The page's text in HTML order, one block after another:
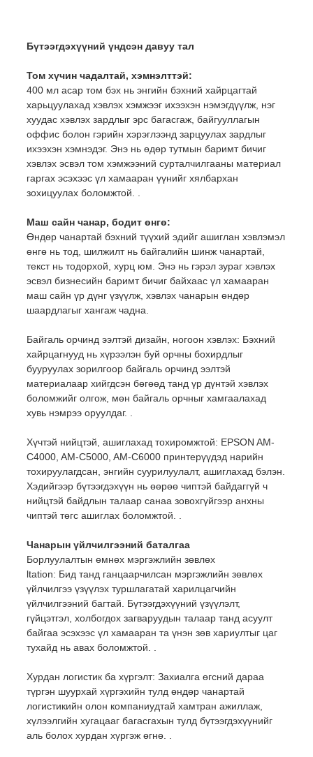
Бүтээгдэхүүний үндсэн давуу тал
Том хүчин чадалтай, хэмнэлттэй:
400 мл асар том бэх нь энгийн бэхний хайрцагтай
харьцуулахад хэвлэх хэмжээг ихээхэн нэмэгдүүлж, нэг
хуудас хэвлэх зардлыг эрс багасгаж, байгууллагын
оффис болон гэрийн хэрэглээнд зарцуулах зардлыг
ихээхэн хэмнэдэг. Энэ нь өдөр тутмын баримт бичиг
хэвлэх эсвэл том хэмжээний сурталчилгааны материал
гаргах эсэхээс үл хамааран үүнийг хялбархан
зохицуулах боломжтой. .
Маш сайн чанар, бодит өнгө:
Өндөр чанартай бэхний түүхий эдийг ашиглан хэвлэмэл
өнгө нь тод, шилжилт нь байгалийн шинж чанартай,
текст нь тодорхой, хурц юм. Энэ нь гэрэл зураг хэвлэх
эсвэл бизнесийн баримт бичиг байхаас үл хамааран
маш сайн үр дүнг үзүүлж, хэвлэх чанарын өндөр
шаардлагыг хангаж чадна.
Байгаль орчинд ээлтэй дизайн, ногоон хэвлэх: Бэхний
хайрцагнууд нь хүрээлэн буй орчны бохирдлыг
бууруулах зорилгоор байгаль орчинд ээлтэй
материалаар хийгдсэн бөгөөд танд үр дүнтэй хэвлэх
боломжийг олгож, мөн байгаль орчныг хамгаалахад
хувь нэмрээ оруулдаг. .
Хүчтэй нийцтэй, ашиглахад тохиромжтой: EPSON AM-
C4000, AM-C5000, AM-C6000 принтерүүдэд нарийн
тохируулагдсан, энгийн суурилуулалт, ашиглахад бэлэн.
Хэдийгээр бүтээгдэхүүн нь өөрөө чиптэй байдаггүй ч
нийцтэй байдлын талаар санаа зовохгүйгээр анхны
чиптэй төгс ашиглах боломжтой. .
Чанарын үйлчилгээний баталгаа
Борлуулалтын өмнөх мэргэжлийн зөвлөх
ltation: Бид танд ганцаарчилсан мэргэжлийн зөвлөх
үйлчилгээ үзүүлэх туршлагатай харилцагчийн
үйлчилгээний багтай. Бүтээгдэхүүний үзүүлэлт,
гүйцэтгэл, холбогдох загваруудын талаар танд асуулт
байгаа эсэхээс үл хамааран та үнэн зөв хариултыг цаг
тухайд нь авах боломжтой. .
Хурдан логистик ба хүргэлт: Захиалга өгсний дараа
түргэн шуурхай хүргэхийн тулд өндөр чанартай
логистикийн олон компаниудтай хамтран ажиллаж,
хүлээлгийн хугацааг багасгахын тулд бүтээгдэхүүнийг
аль болох хурдан хүргэж өгнө. .